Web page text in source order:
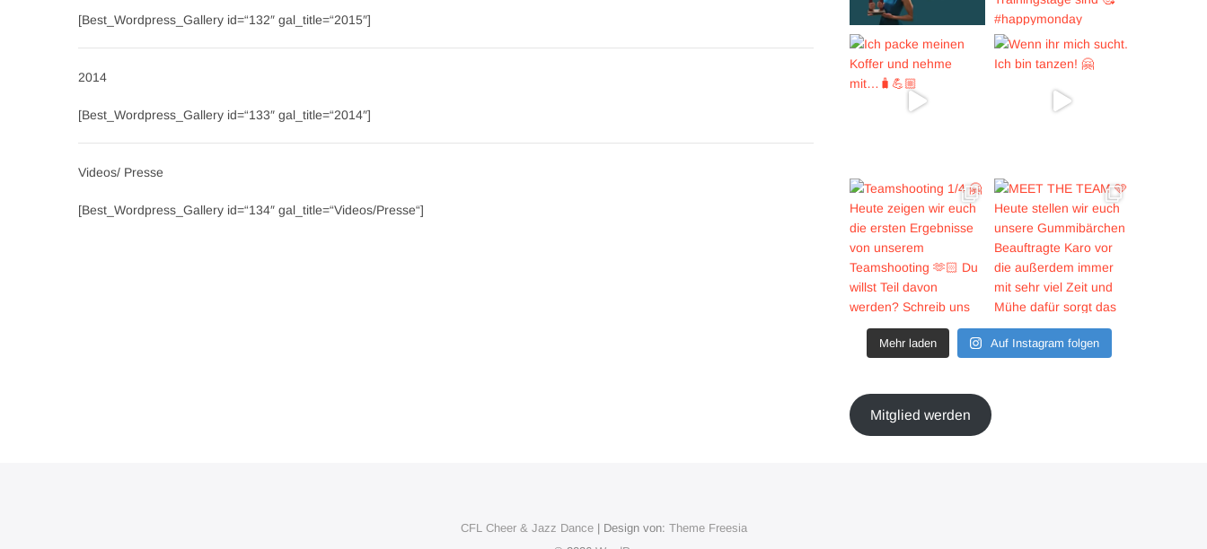
[Best_Wordpress_Gallery id=“132″ gal_title=“2015″]
2014
[Best_Wordpress_Gallery id=“133″ gal_title=“2014″]
Videos/ Presse
[Best_Wordpress_Gallery id=“134″ gal_title=“Videos/Presse“]
Mehr laden Auf Instagram folgen
Mitglied werden
CFL Cheer & Jazz Dance| Design von: Theme Freesia